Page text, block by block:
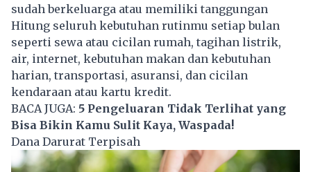
sudah berkeluarga atau memiliki tanggungan
Hitung seluruh kebutuhan rutinmu setiap bulan
seperti sewa atau cicilan rumah, tagihan listrik,
air, internet, kebutuhan makan dan kebutuhan
harian, transportasi, asuransi, dan cicilan
kendaraan atau kartu kredit.
BACA JUGA: 5 Pengeluaran Tidak Terlihat yang
Bisa Bikin Kamu Sulit Kaya, Waspada!
Dana Darurat Terpisah